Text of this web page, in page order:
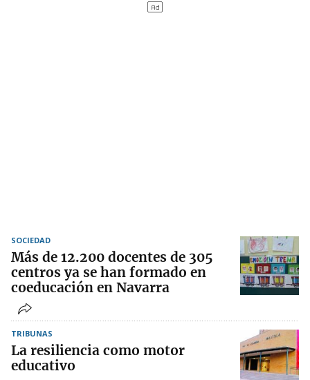
SOCIEDAD
Más de 12.200 docentes de 305
centros ya se han formado en
coeducación en Navarra
TRIBUNAS
La resiliencia como motor
educativo